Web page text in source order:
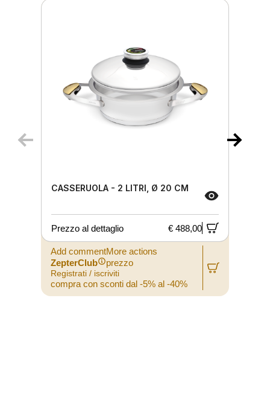
CASSERUOLA - 2 LITRI, Ø 20 CM
Prezzo al dettaglio € 488,00
Add commentMore actions
ZepterClub
prezzo
Registrati / iscriviti
compra con sconti dal -5% al -40%